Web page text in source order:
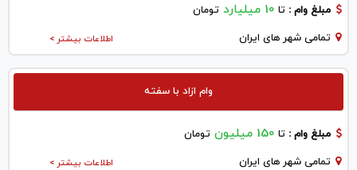
مبلغ وام : تا 10 میلیارد تومان
اطلاعات بیشتر > تمامی شهر های ایران
وام ازاد با سفته
مبلغ وام : تا 150 میلیون تومان
اطلاعات بیشتر > تمامی شهر های ایران